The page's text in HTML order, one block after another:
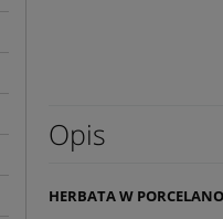
Opis
HERBATA W